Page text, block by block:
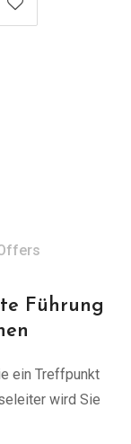
Führung
ein Treffpunkt
wird Sie